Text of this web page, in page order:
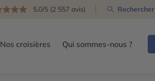
5,0/5 (2 557 avis) Rechercher
Nos croisières Qui sommes-nous ?